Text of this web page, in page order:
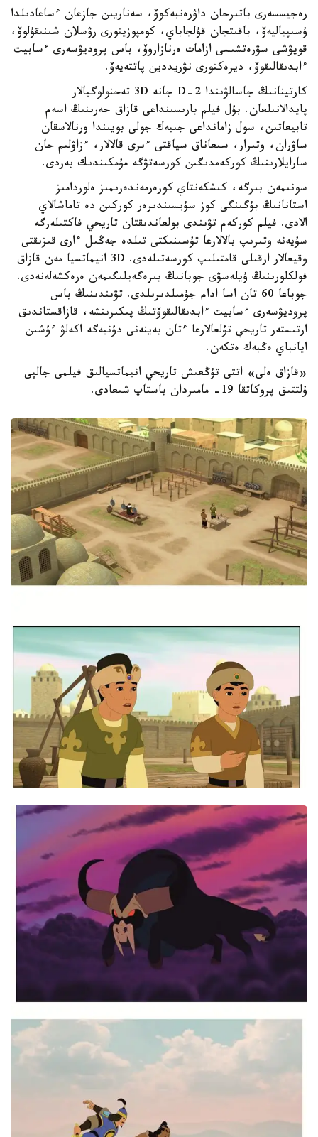
رەجيسسەرى باتىرحان داۋرەنبەكوۆ، سەناريىن جازعان ءساعادىلدا
ۇسىپباليەۆ، باقىتجان قۇلجاباي، كومپوزيتورى رۋسلان شىنىقۇلوۆ،
قويۋشى سۋرەتشىسى ازامات ەرنازاروۆ، باس پروديۋسەرى ءسابيت
ءابدىقالىقوۆ، ديرەكتورى نۋريددين پاتتەيەۆ.
كارتينانىڭ جاسالۋىندا 2-D جانە 3D تەحنولوگيالار
پايدالانىلعان. بۇل فيلم بارىسىنداعى قازاق جەرىنىڭ اسەم
تابيعاتىن، سول زامانداعى جىبەك جولى بويىندا ورنالاسقان
ساۋران، وتىرار، سىعاناق سياقتى ءىرى قالالار، ءزاۋلىم حان
سارايلارىنىڭ كوركەمدىگىن كورسەتۋگە مۇمكىندىك بەردى.
سونىمەن بىرگە، كىشكەنتاي كورەرمەندەرىمىز ەلوردامىز
استانانىڭ بۇگىنگى كوز سۇيسىندىرەر كوركىن دە تاماشالاي
الادى. فيلم كوركەم تۋىندى بولعاندىقتان تاريحي فاكتىلەرگە
سۇيەنە وتىرىپ بالالارعا تۇسىنىكتى تىلدە جەڭىل ءارى قىزىقتى
وقيعالار ارقىلى قامتىلىپ كورسەتىلەدى. 3D انيماتسيا مەن قازاق
فولكلورىنىڭ ۇيلەسۋى جوبانىڭ بىرەگەيلىگىمەن ەرەكشەلەنەدى.
جوباعا 60 تان اسا ادام جۇمىلدىرىلدى. تۋىندىنىڭ باس
پروديۋسەرى ءسابيت ءابدىقالىقوۆتىڭ پىكىرىنشە، قازاقستاندىق
ارتىستەر تاريحي تۇلعالارعا ءتان بەينەنى دۇنيەگە اكەلۋ ءۇشىن
ايانباي ەڭبەك ەتكەن.
«قازاق ەلى» اتتى تۇڭعىش تاريحي انيماتسيالىق فيلمى جالپى
ۇلتتىق پروكاتقا 19- مامىردان باستاپ شىعادى.